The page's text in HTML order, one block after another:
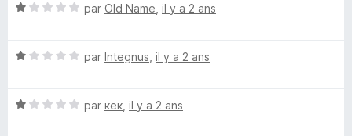
N
é
u
par Old Name il y a 2 ans
N
é
par Integnus il y a 2 ans
N
par кек il y a 2 ans